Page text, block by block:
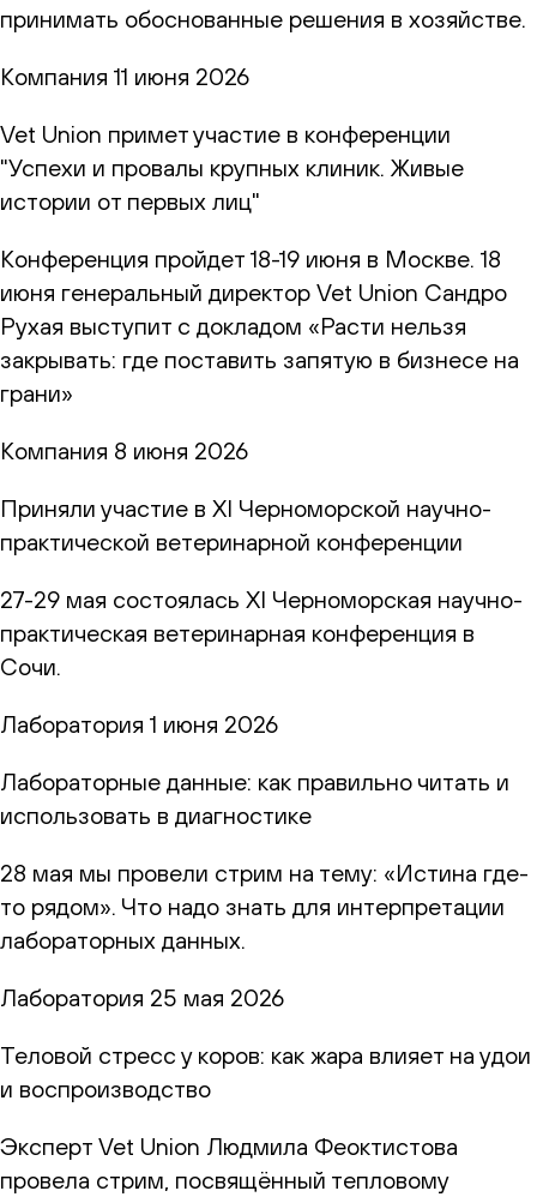
принимать обоснованные решения в хозяйстве.
Компания 11 июня 2026
Vet Union примет участие в конференции
"Успехи и провалы крупных клиник. Живые
истории от первых лиц"
Конференция пройдет 18-19 июня в Москве. 18
июня генеральный директор Vet Union Сандро
Рухая выступит с докладом «Расти нельзя
закрывать: где поставить запятую в бизнесе на
грани»
Компания 8 июня 2026
Приняли участие в XI Черноморской научно-
практической ветеринарной конференции
27-29 мая состоялась XI Черноморская научно-
практическая ветеринарная конференция в
Сочи.
Лаборатория 1 июня 2026
Лабораторные данные: как правильно читать и
использовать в диагностике
28 мая мы провели стрим на тему: «Истина где-
то рядом». Что надо знать для интерпретации
лабораторных данных.
Лаборатория 25 мая 2026
Теловой стресс у коров: как жара влияет на удои
и воспроизводство
Эксперт Vet Union Людмила Феоктистова
провела стрим, посвящённый тепловому